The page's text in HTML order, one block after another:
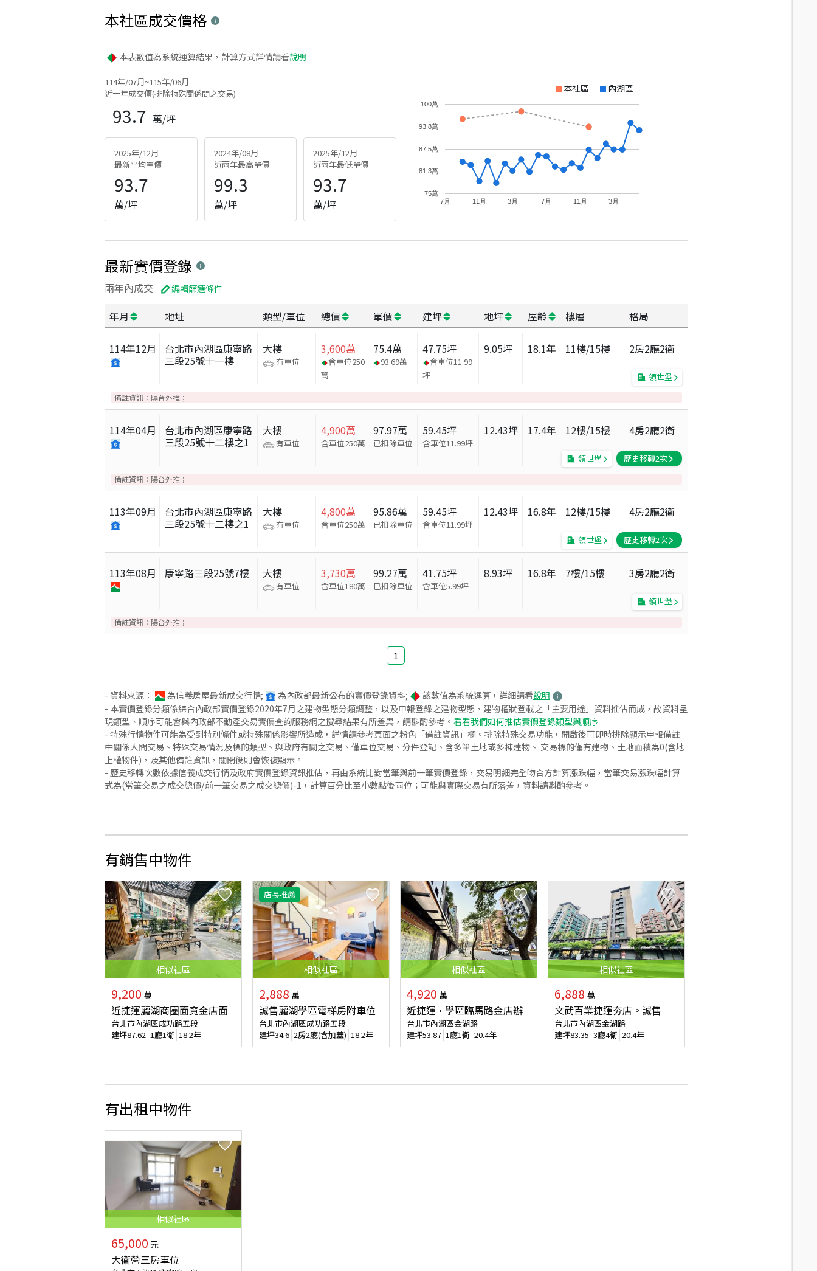
本社區成交價格
本表數值為系統運算結果，計算方式詳情請看說明
114年/07月~115年/06月
近一年成交價(排除特殊關係間之交易)
93.7 萬/坪
2025年/12月
最新平均單價
93.7
萬/坪
2024年/08月
近兩年最高單價
99.3
萬/坪
2025年/12月
近兩年最低單價
93.7
萬/坪
本社區 內湖區
7月 11月 3月 7月 11月 3月
75萬
81.3萬
87.5萬
93.8萬
100萬
最新實價登錄
兩年內成交 編輯篩選條件
年月 地址 類型/車位 總價 單價 建坪 地坪 屋齡 樓層 格局
114年12月
台北市內湖區康寧路
三段25號十一樓
大樓
有車位
3,600萬
含車位250
萬
75.4萬
93.69萬
47.75坪
含車位11.99
坪
9.05坪 18.1年 11樓/15樓 2房2廳2衛
領世堡
備註資訊： 陽台外推；
114年04月
台北市內湖區康寧路
三段25號十二樓之1
大樓
有車位
4,900萬
含車位250萬
97.97萬
已扣除車位
59.45坪
含車位11.99坪
12.43坪 17.4年 12樓/15樓 4房2廳2衛
領世堡 歷史移轉2次
備註資訊： 陽台外推；
113年09月
台北市內湖區康寧路
三段25號十二樓之1
大樓
有車位
4,800萬
含車位250萬
95.86萬
已扣除車位
59.45坪
含車位11.99坪
12.43坪 16.8年 12樓/15樓 4房2廳2衛
領世堡 歷史移轉2次
113年08月 康寧路三段25號7樓 大樓
有車位
3,730萬
含車位180萬
99.27萬
已扣除車位
41.75坪
含車位5.99坪
8.93坪 16.8年 7樓/15樓 3房2廳2衛
領世堡
備註資訊： 陽台外推；
1
- 資料來源： 為信義房屋最新成交行情; 為內政部最新公布的實價登錄資料; 該數值為系統運算，詳細請看說明
- 本實價登錄分類係綜合內政部實價登錄2020年7月之建物型態分類調整，以及申報登錄之建物型態、建物權狀登載之「主要用途」資料推估而成，故資料呈
現類型、順序可能會與內政部不動產交易實價查詢服務網之搜尋結果有所差異，請斟酌參考。 看看我們如何推估實價登錄類型與順序
- 特殊行情物件可能為受到特別條件或特殊關係影響所造成，詳情請參考頁面之粉色「備註資訊」欄。排除特殊交易功能，開啟後可即時排除顯示申報備註
中關係人間交易、特殊交易情況及標的類型、與政府有關之交易、僅車位交易、分件登記、含多筆土地或多棟建物、 交易標的僅有建物、土地面積為0(含地
上權物件)，及其他備註資訊，關閉後則會恢復顯示。
- 歷史移轉次數依據信義成交行情及政府實價登錄資訊推估，再由系統比對當筆與前一筆實價登錄，交易明細完全吻合方計算漲跌幅，當筆交易漲跌幅計算
式為(當筆交易之成交總價/前一筆交易之成交總價)-1，計算百分比至小數點後兩位；可能與實際交易有所落差，資料請斟酌參考。
有銷售中物件
相似社區
9,200 萬
近捷運麗湖商圈面寬金店面
台北市內湖區成功路五段
建坪87.62 1廳1衛 18.2年
店長推薦
相似社區
2,888 萬
誠售麗湖學區電梯房附車位
台北市內湖區成功路五段
建坪34.6 2房2廳(含加蓋) 18.2年
相似社區
4,920 萬
近捷運·學區臨馬路金店辦
台北市內湖區金湖路
建坪53.87 1廳1衛 20.4年
相似社區
6,888 萬
文武百業捷運夯店。誠售
台北市內湖區金湖路
建坪83.35 3廳4衛 20.4年
有出租中物件
相似社區
65,000 元
大衛營三房車位